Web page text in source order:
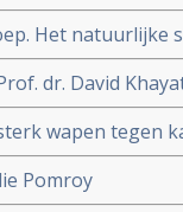
Het natuurlijke
dr. David
wapen tegen
Pomroy